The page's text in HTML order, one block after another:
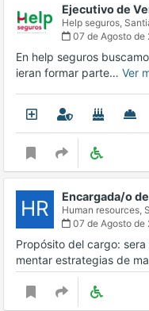
Ejecutivo de
Help seguros,
07 de Agosto de
En help seguros
ieran formar parte… Ver
HR Encargada/o
Human resources,
07 de Agosto de
Propósito del cargo:
mentar estrategias de